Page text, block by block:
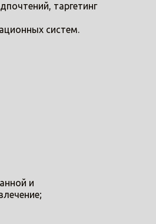
таргетинг
систем.
и